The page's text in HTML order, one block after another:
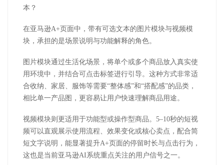
本？
在亚马逊A+页面中，带有可选文本的图片模块与视频模
块，承担的是场景说明与功能解释的角色。
图片模块通过生活化场景，将单个或多个商品放入真实使
用环境中，并结合可点击标签进行引导。这种方式非常适
合收纳、家居、服饰等需要“整体感”和“搭配感”的品类，
相比单一产品图，更容易让用户快速理解商品用途。
视频模块则更适用于功能型或操作型商品。5–10秒的短视
频可以直观展示使用流程、效果变化或核心卖点，配合简
短文字说明，能显著提升A+页面的停留时长与点击行为，
这也是当前亚马逊AI系统重点关注的用户信号之一。